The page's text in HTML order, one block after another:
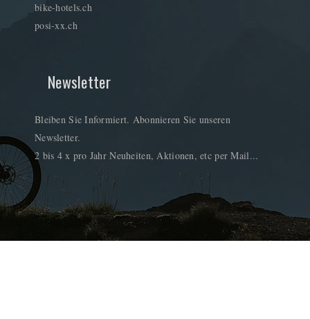
bike-hotels.ch
posi-xx.ch
Newsletter
Bleiben Sie Informiert. Abonnieren Sie unseren
Newsletter.
2 bis 4 x pro Jahr Neuheiten, Aktionen, etc per Mail...